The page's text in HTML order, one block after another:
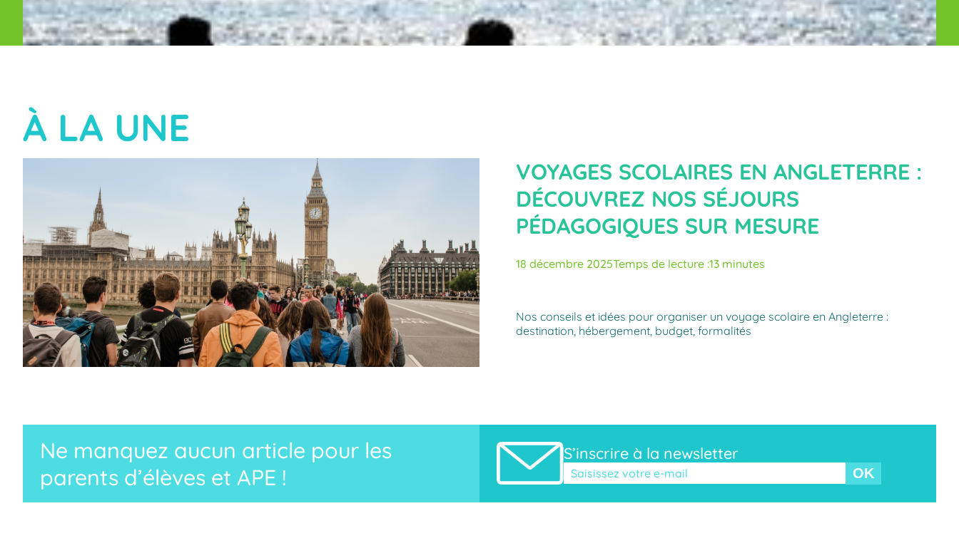
À LA UNE
VOYAGES SCOLAIRES EN ANGLETERRE :
DÉCOUVREZ NOS SÉJOURS
PÉDAGOGIQUES SUR MESURE
18 décembre 2025Temps de lecture :13 minutes
Nos conseils et idées pour organiser un voyage scolaire en Angleterre :
destination, hébergement, budget, formalités
Ne manquez aucun article pour les
parents d’élèves et APE !
S’inscrire à la newsletter